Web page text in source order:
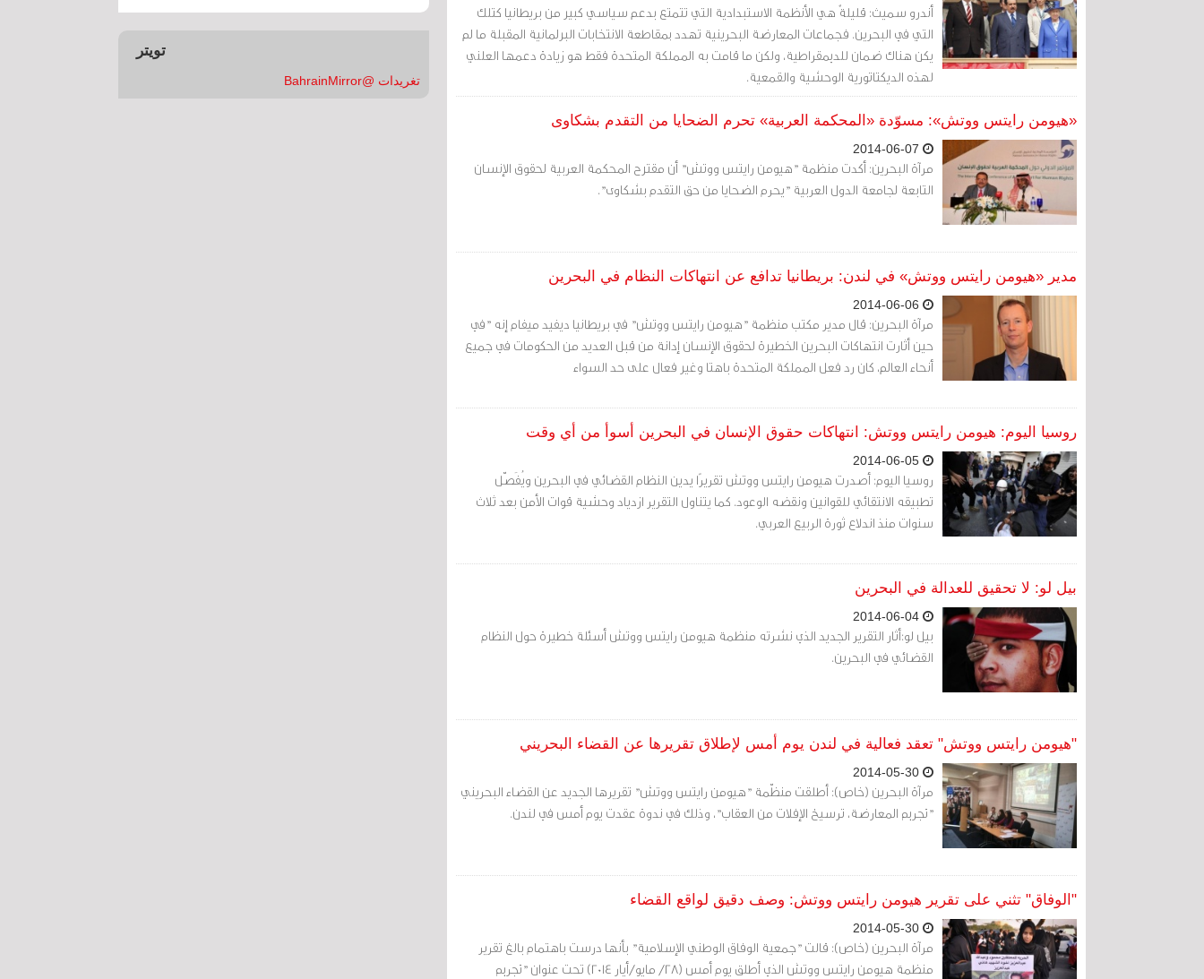
أندرو سميث: قليلةٌ هي الأنظمة الاستبدادية التي تتمتع بدعم سياسي كبير من بريطانيا كتلك
التي في البحرين. فجماعات المعارضة البحرينية تهدد بمقاطعة الانتخابات البرلمانية المقبلة ما لم
يكن هناك ضمان للديمقراطية، ولكن ما قامت به المملكة المتحدة فقط هو زيادة دعمها العلني
لهذه الديكتاتورية الوحشية والقمعية.
«هيومن رايتس ووتش»: مسوّدة «المحكمة العربية» تحرم الضحايا من التقدم بشكاوى
مرآة البحرين: أكدت منظمة "هيومن رايتس ووتش" أن مقترح المحكمة العربية لحقوق الإنسان
التابعة لجامعة الدول العربية "يحرم الضحايا من حق التقدم بشكاوى".
مدير «هيومن رايتس ووتش» في لندن: بريطانيا تدافع عن انتهاكات النظام في البحرين
مرآة البحرين: قال مدير مكتب منظمة "هيومن رايتس ووتش" في بريطانيا ديفيد ميفام إنه "في
حين أثارت انتهاكات البحرين الخطيرة لحقوق الإنسان إدانة من قبل العديد من الحكومات في جميع
أنحاء العالم، كان رد فعل المملكة المتحدة باهتا وغير فعال على حد السواء
روسيا اليوم: هيومن رايتس ووتش: انتهاكات حقوق الإنسان في البحرين أسوأ من أي وقت
روسيا اليوم: أصدرت هيومن رايتس ووتش تقريرًا يدين النظام القضائي في البحرين ويُفَصّل
تطبيقه الانتقائي للقوانين ونقضه الوعود. كما يتناول التقرير ازدياد وحشية قوات الأمن بعد ثلاث
سنوات منذ اندلاع ثورة الربيع العربي.
بيل لو: لا تحقيق للعدالة في البحرين
بيل لو:أثار التقرير الجديد الذي نشرته منظمة هيومن رايتس ووتش أسئلة خطيرة حول النظام
القضائي في البحرين.
"هيومن رايتس ووتش" تعقد فعالية في لندن يوم أمس لإطلاق تقريرها عن القضاء البحريني
مرآة البحرين (خاص): أطلقت منظّمة "هيومن رايتس ووتش" تقريرها الجديد عن القضاء البحريني
"تجريم المعارضة، ترسيخ الإفلات من العقاب"، وذلك في ندوة عقدت يوم أمس في لندن.
"الوفاق" تثني على تقرير هيومن رايتس ووتش: وصف دقيق لواقع القضاء
مرآة البحرين (خاص): قالت "جمعية الوفاق الوطني الإسلامية" بأنها درست باهتمام بالغ تقرير
منظمة هيومن رايتس ووتش الذي أطلق يوم أمس (28/ مايو/أيار 2014) تحت عنوان "تجريم
تويتر
تغريدات @BahrainMirror